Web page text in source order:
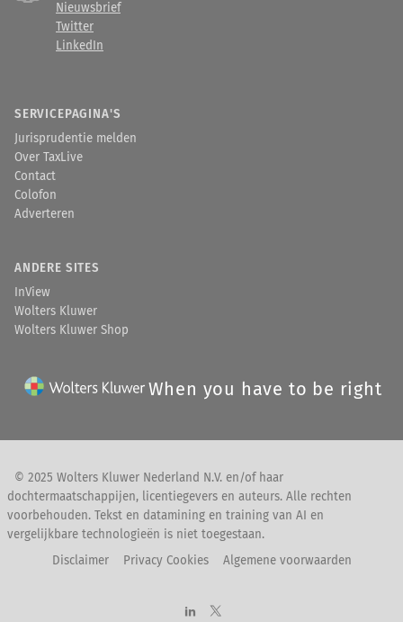
Nieuwsbrief
Twitter
LinkedIn
SERVICEPAGINA'S
Jurisprudentie melden
Over TaxLive
Contact
Colofon
Adverteren
ANDERE SITES
InView
Wolters Kluwer
Wolters Kluwer Shop
When you have to be right
© 2025 Wolters Kluwer Nederland N.V. en/of haar
dochtermaatschappijen, licentiegevers en auteurs. Alle rechten
voorbehouden. Tekst en datamining en training van AI en
vergelijkbare technologieën is niet toegestaan.
Disclaimer
Privacy Cookies Algemene voorwaarden